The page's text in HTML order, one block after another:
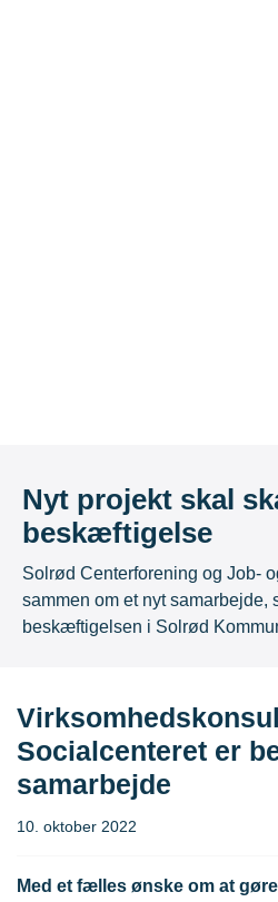
Nyt projekt skal
beskæftigelse
Solrød Centerforening og Job-
sammen om et nyt samarbejde,
beskæftigelsen i Solrød
Socialcenteret er
samarbejde
10. oktober 2022
Med et fælles ønske om at